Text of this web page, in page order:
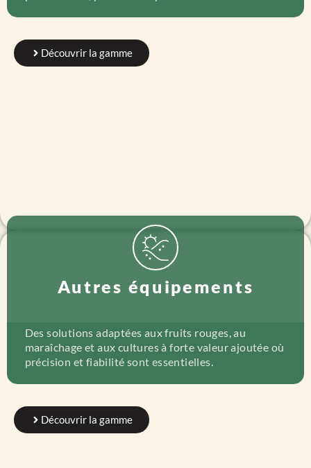
Découvrir la gamme
Autres équipements
Des solutions adaptées aux fruits rouges, au
maraîchage et aux cultures à forte valeur ajoutée où
précision et fiabilité sont essentielles.
Découvrir la gamme